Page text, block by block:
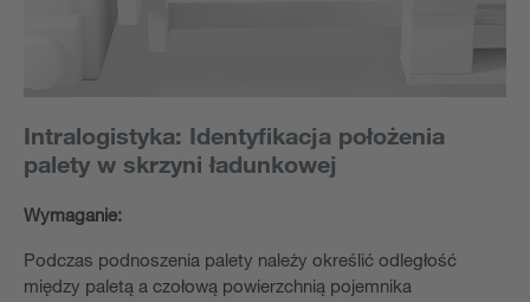
Intralogistyka: Identyfikacja położenia
palety w skrzyni ładunkowej
Wymaganie:
Podczas podnoszenia palety należy określić odległość
między paletą a czołową powierzchnią pojemnika